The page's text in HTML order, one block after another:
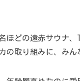
ほどの遠赤サウナ、
の取り組みに、みん